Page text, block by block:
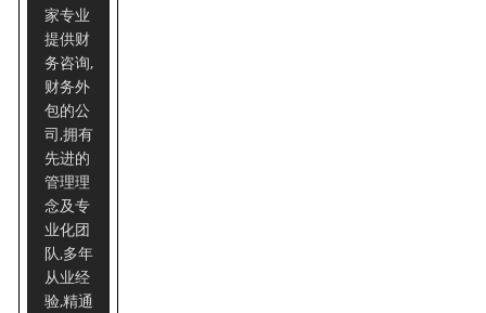
家专业
提供财
务咨询,
财务外
包的公
司,拥有
先进的
管理理
念及专
业化团
队,多年
从业经
验,精通